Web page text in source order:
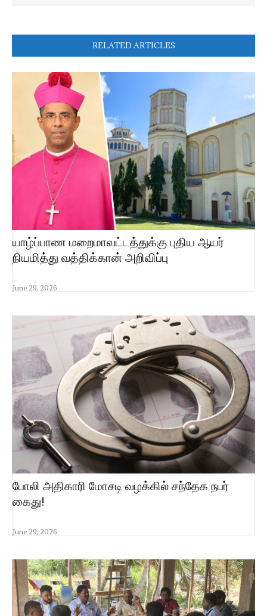
RELATED ARTICLES
யாழ்ப்பாண மறைமாவட்டத்துக்கு புதிய ஆயர்
நியமித்து வத்திக்கான் அறிவிப்பு
June 29, 2026
போலி அதிகாரி மோசடி வழக்கில் சந்தேக நபர்
கைது!
June 29, 2026